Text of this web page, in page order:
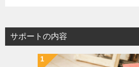
サポートの内容